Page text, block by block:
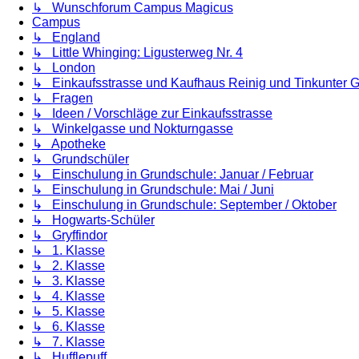
↳ Wunschforum Campus Magicus
Campus
↳ England
↳ Little Whinging: Ligusterweg Nr. 4
↳ London
↳ Einkaufsstrasse und Kaufhaus Reinig und Tinkunter
↳ Fragen
↳ Ideen / Vorschläge zur Einkaufsstrasse
↳ Winkelgasse und Nokturngasse
↳ Apotheke
↳ Grundschüler
↳ Einschulung in Grundschule: Januar / Februar
↳ Einschulung in Grundschule: Mai / Juni
↳ Einschulung in Grundschule: September / Oktober
↳ Hogwarts-Schüler
↳ Gryffindor
↳ 1. Klasse
↳ 2. Klasse
↳ 3. Klasse
↳ 4. Klasse
↳ 5. Klasse
↳ 6. Klasse
↳ 7. Klasse